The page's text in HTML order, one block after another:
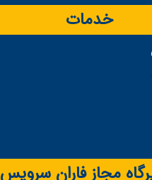
خدمات
مجاز فاران سرویس